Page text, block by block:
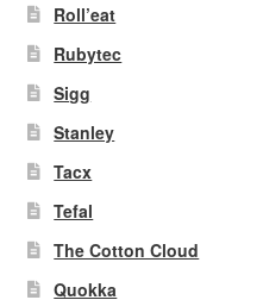
Roll’eat
Rubytec
Sigg
Stanley
Tacx
Tefal
The Cotton Cloud
Quokka